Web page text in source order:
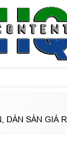
DÁN SÀN GIÁ